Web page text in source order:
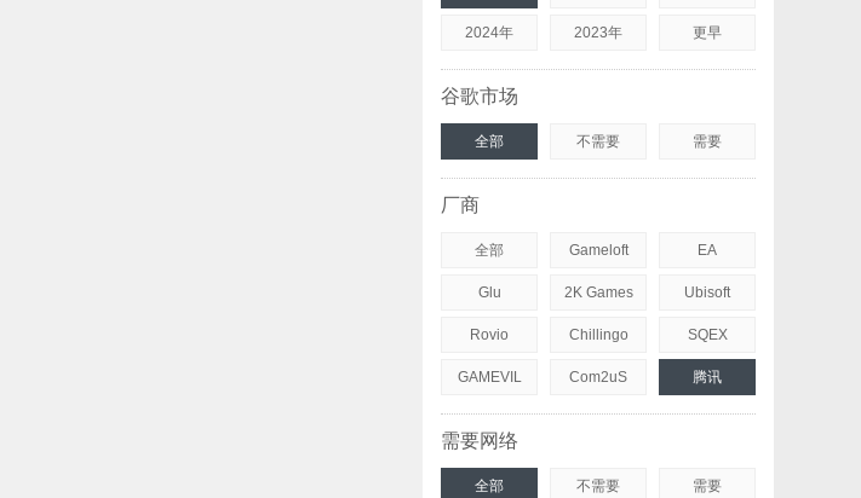
2024年 2023年 更早
谷歌市场
全部 不需要 需要
厂商
全部 Gameloft EA
Glu 2K Games Ubisoft
Rovio Chillingo SQEX
GAMEVIL Com2uS 腾讯
需要网络
全部 不需要 需要